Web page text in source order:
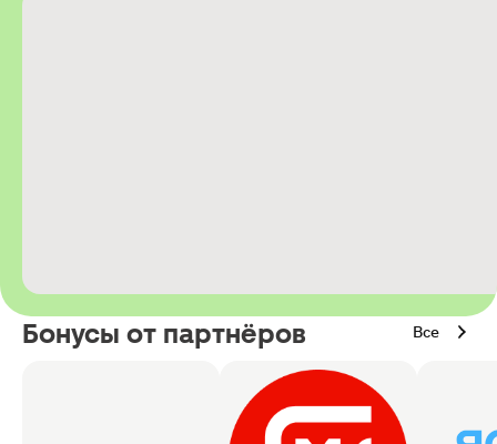
Бонусы от партнёров Все